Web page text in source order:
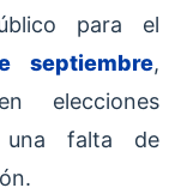
para el
septiembre,
elecciones
una falta de